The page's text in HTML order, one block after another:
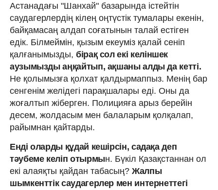
Астанадағы "Шанхай" базарында істейтін
саудагерлердің кілең оңтүстік тумалары екенін,
байқамасаң алдап соғатынын талай естіген
едік. Білмеймін, қызым екеуміз қалай сеніп
қалғанымызды, бірақ сол екі келіншек
аузымызды аңқайтып, ақшаны алды да кетті.
Не қолымызға қолхат қалдырмаппыз. Менің бар
сенгенім желідегі парақшалары еді. Оны да
жоғалтып жіберген. Полицияға арыз берейін
десем, жолдасым мен балаларым қолқалап,
райымнан қайтарды.
Енді оларды құдай кешірсін, садақа деп
тәубеме келіп отырмын. Бүкіл Қазақстаннан ол
екі алаяқты қайдан табасың? Жалпы
шымкенттік саудагерлер мен интернеттегі